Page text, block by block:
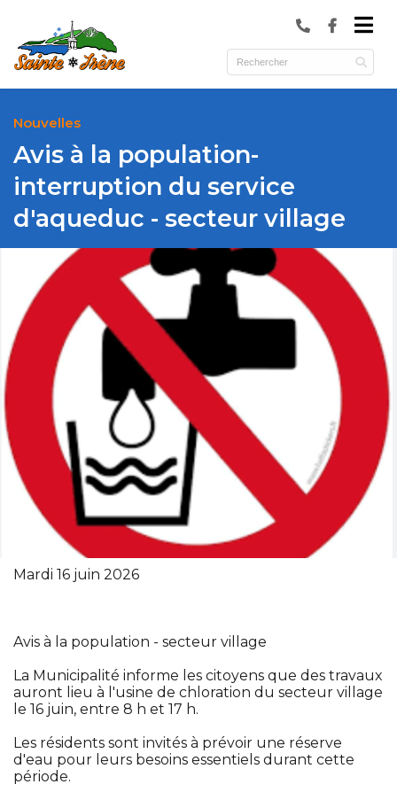
(Municipalité )
Nouvelles
Avis à la population-
interruption du service
d'aqueduc - secteur village
Mardi 16 juin 2026
Avis à la population - secteur village
La Municipalité informe les citoyens que des travaux
auront lieu à l'usine de chloration du secteur village
le 16 juin, entre 8 h et 17 h.
Les résidents sont invités à prévoir une réserve
d'eau pour leurs besoins essentiels durant cette
période.